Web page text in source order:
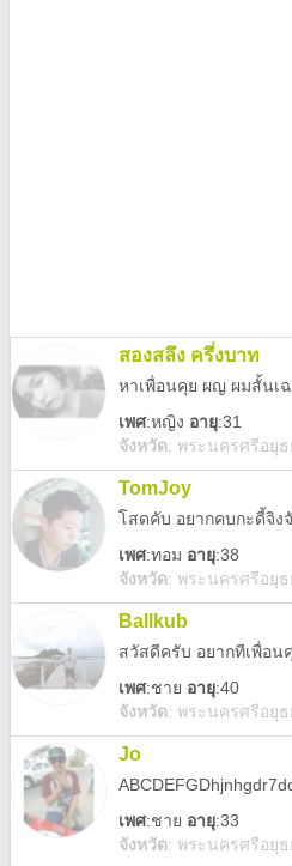
สองสลึง ครึ่งบาท
หาเพื่อนคุย ผญ ผมสั้นเ
เพศ:หญิง อายุ:31
จังหวัด: พระนครศรีอยุธ
TomJoy
โสดคับ อยากคบกะดี้จิ
เพศ:ทอม อายุ:38
จังหวัด: พระนครศรีอยุธ
Ballkub
สวัสดีครับ อยากทีเพื่อน
เพศ:ชาย อายุ:40
จังหวัด: พระนครศรีอยุธ
Jo
เพศ:ชาย อายุ:33
จังหวัด: พระนครศรีอยุธ